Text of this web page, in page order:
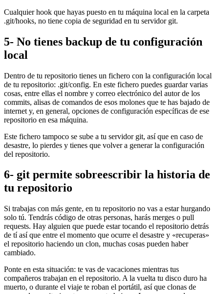
Cualquier hook que hayas puesto en tu máquina local en la carpeta
.git/hooks, no tiene copia de seguridad en tu servidor git.
5- No tienes backup de tu configuración
local
Dentro de tu repositorio tienes un fichero con la configuración local
de tu repositorio: .git/config. En este fichero puedes guardar varias
cosas, entre ellas el nombre y correo electrónico del autor de los
commits, alisas de comandos de esos molones que te has bajado de
internet y, en general, opciones de configuración específicas de ese
repositorio en esa máquina.
Este fichero tampoco se sube a tu servidor git, así que en caso de
desastre, lo pierdes y tienes que volver a generar la configuración
del repositorio.
6- git permite sobreescribir la historia de
tu repositorio
Si trabajas con más gente, en tu repositorio no vas a estar hurgando
solo tú. Tendrás código de otras personas, harás merges o pull
requests. Hay alguien que puede estar tocando el repositorio detrás
de tí así que entre el momento que ocurre el desastre y «recuperas»
el repositorio haciendo un clon, muchas cosas pueden haber
cambiado.
Ponte en esta situación: te vas de vacaciones mientras tus
compañeros trabajan en el repositorio. A la vuelta tu disco duro ha
muerto, o durante el viaje te roban el portátil, así que clonas de